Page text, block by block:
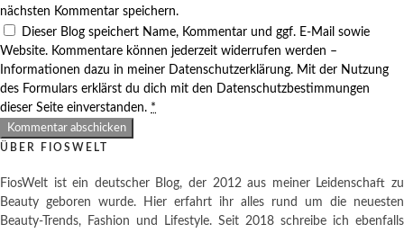
nächsten Kommentar speichern.
Dieser Blog speichert Name, Kommentar und ggf. E-Mail sowie
Website. Kommentare können jederzeit widerrufen werden –
Informationen dazu in meiner Datenschutzerklärung. Mit der Nutzung
des Formulars erklärst du dich mit den Datenschutzbestimmungen
dieser Seite einverstanden. *
ÜBER FIOSWELT
FiosWelt ist ein deutscher Blog, der 2012 aus meiner Leidenschaft zu
Beauty geboren wurde. Hier erfahrt ihr alles rund um die neuesten
Beauty-Trends, Fashion und Lifestyle. Seit 2018 schreibe ich ebenfalls